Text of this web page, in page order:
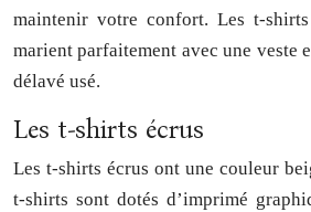
maintenir votre confort. Les t-
marient parfaitement avec une veste
délavé usé.
Les t-shirts écrus
Les t-shirts écrus ont une couleur
t-shirts sont dotés d’imprimé